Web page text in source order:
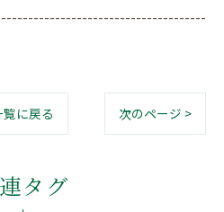
覧に戻る 次のページ >
タグ